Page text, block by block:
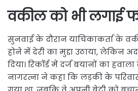
वकील को भी लगाई
सुनवाई के दौरान याचिकाकर्ता के
होने में देरी का मुद्दा उठाया, लेकिन
दिया। रिकॉर्ड में दर्ज बयानों का
नागरत्ना ने कहा कि लड़की के